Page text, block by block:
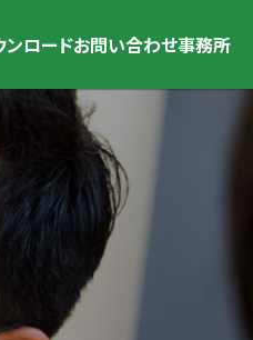
ンロードお問い合わせ事務所